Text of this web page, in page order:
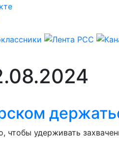
чтобы удерживать